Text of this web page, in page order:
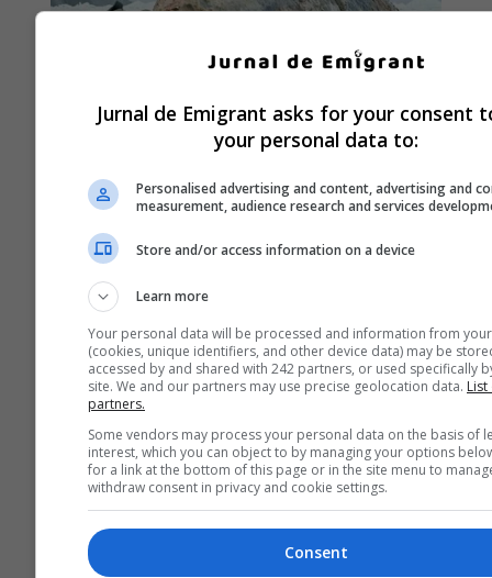
Jurnal de Emigrant asks for your consent
your personal data to:
Personalised advertising and content, advertising and
measurement, audience research and services
Store and/or access information on a device
Learn more
Your personal data will be processed and information from
(cookies, unique identifiers, and other device data) may be
accessed by and shared with 242 partners, or used specifically
site. We and our partners may use precise geolocation data. List
partners.
Some vendors may process your personal data on the basis of
interest, which you can object to by managing your options
for a link at the bottom of this page or in the site menu to
withdraw consent in privacy and cookie settings.
Consent